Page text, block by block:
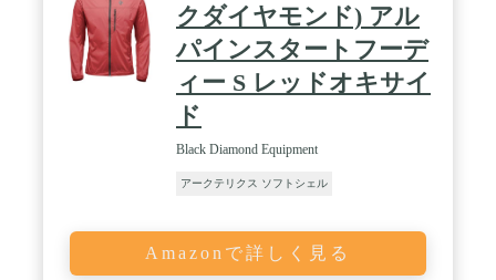
クダイヤモンド) アル
パインスタートフーデ
ィー S レッドオキサイ
ド
Black Diamond Equipment
アークテリクス ソフトシェル
Amazonで詳しく見る